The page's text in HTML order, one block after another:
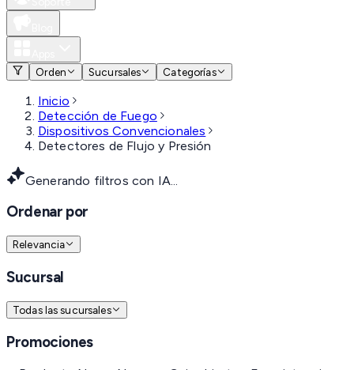
Orden
Sucursales Categorías
Inicio
Detección de Fuego
Dispositivos Convencionales
Detectores de Flujo y Presión
Generando filtros con IA...
Ordenar por
Relevancia
Sucursal
Todas las sucursales
Promociones